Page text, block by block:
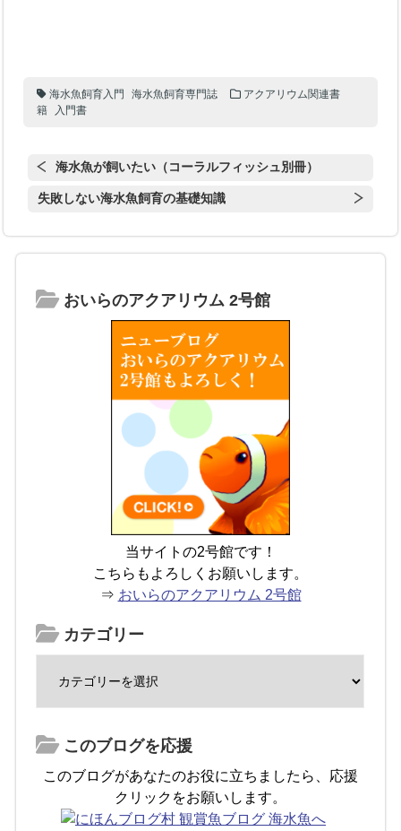
海水魚飼育入門 海水魚飼育専門誌
アクアリウム関連書
籍
入門書
海水魚が飼いたい（コーラルフィッシュ別冊）
失敗しない海水魚飼育の基礎知識
おいらのアクアリウム 2号館
当サイトの2号館です！
こちらもよろしくお願いします。
⇒ おいらのアクアリウム 2号館
カテゴリー
このブログを応援
このブログがあなたのお役に立ちましたら、応援
クリックをお願いします。